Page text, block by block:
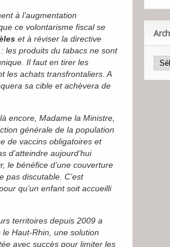
à l’augmentation
ce volontarisme fiscal se
et à réviser la directive
les produits du tabacs ne sont
Il faut en tirer les
les achats transfrontaliers. A
sa cible et achèvera de
là encore, Madame la Ministre,
générale de la population
de vaccins obligatoires et
d’atteindre aujourd’hui
le bénéfice d’une couverture
pas discutable. C’est
qu’un enfant soit accueilli
territoires depuis 2009 a
Haut-Rhin, une solution
avec succès pour limiter les